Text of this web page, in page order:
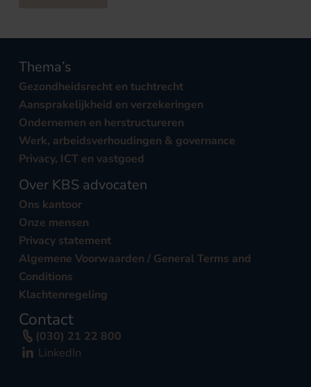
Thema’s
Gezondheidsrecht en tuchtrecht
Aansprakelijkheid en verzekeringen
Ondernemen en herstructureren
Werk, arbeidsverhoudingen & governance
Privacy, ICT en vastgoed
Over KBS advocaten
Ons kantoor
Onze mensen
Privacy statement
Algemene Voorwaarden / General Terms and
Conditions
Klachtenregeling
Contact
(030) 21 22 800
LinkedIn